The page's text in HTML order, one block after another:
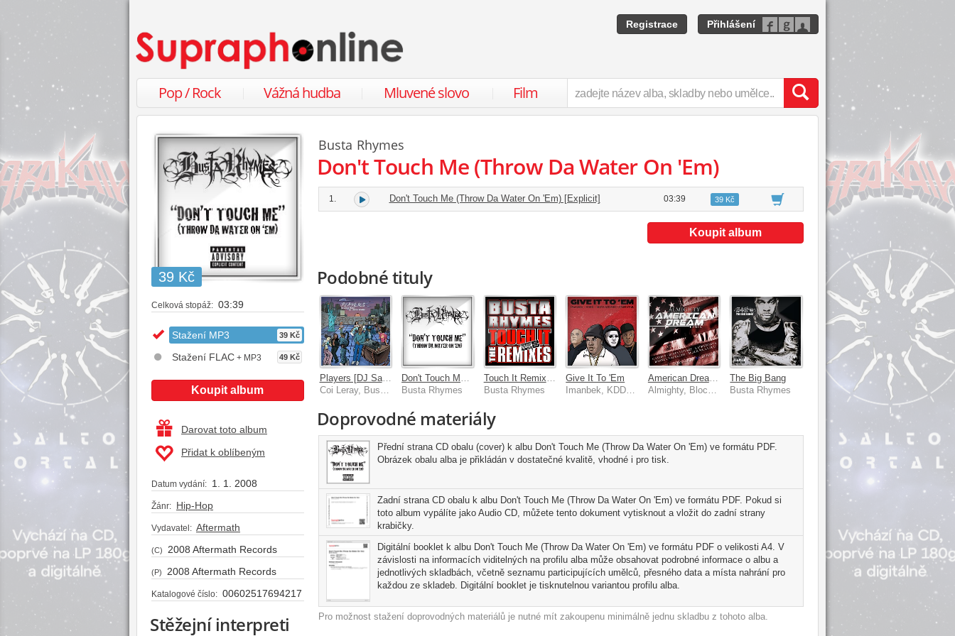
Registrace Přihlášení
Pop / Rock Vážná hudba Mluvené slovo Film
39 Kč
Celková stopáž: 03:39
Stažení MP3 39 Kč
Stažení FLAC + MP3 49 Kč
Koupit album
Darovat toto album
Přidat k oblíbeným
Datum vydání: 1. 1. 2008
Žánr: Hip-Hop
Vydavatel: Aftermath
(C) 2008 Aftermath Records
(P) 2008 Aftermath Records
Katalogové číslo: 00602517694217
Stěžejní interpreti
Busta Rhymes
Don't Touch Me (Throw Da Water On 'Em)
1. Don't Touch Me (Throw Da Water On 'Em) [Explicit] 03:39 39 Kč
Koupit album
Podobné tituly
Players [DJ Saige Remix]
Busta Rhymes
Busta Rhymes
Give It To 'Em
American Dream [Remix]
The Big Bang
Busta Rhymes
Doprovodné materiály
Přední strana CD obalu (cover) k albu Don't Touch Me (Throw Da Water On 'Em) ve formátu PDF.
Obrázek obalu alba je přikládán v dostatečné kvalitě, vhodné i pro tisk.
Zadní strana CD obalu k albu Don't Touch Me (Throw Da Water On 'Em) ve formátu PDF. Pokud si
toto album vypálíte jako Audio CD, můžete tento dokument vytisknout a vložit do zadní strany
krabičky.
Digitální booklet k albu Don't Touch Me (Throw Da Water On 'Em) ve formátu PDF o velikosti A4. V
závislosti na informacích viditelných na profilu alba může obsahovat podrobné informace o albu a
jednotlivých skladbách, včetně seznamu participujících umělců, přesného data a místa nahrání pro
každou ze skladeb. Digitální booklet je tisknutelnou variantou profilu alba.
Pro možnost stažení doprovodných materiálů je nutné mít zakoupenu minimálně jednu skladbu z tohoto alba.